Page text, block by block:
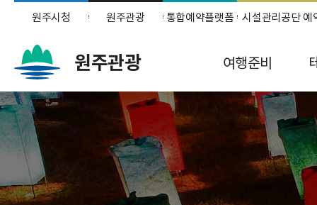
원주시청 원주관광 통합예약플랫폼 시설관리공단 예
원주관광 여행준비